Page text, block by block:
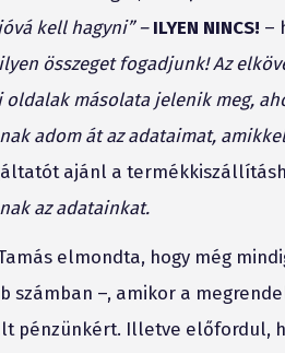
kell hagyni” –ILYEN NINCS! –
összeget fogadjunk! Az
oldalak másolata jelenik meg,
adom át az adataimat,
ajánl a
az adatainkat.
elmondta, hogy még
számban –, amikor a
pénzünkért. Illetve előfordul,